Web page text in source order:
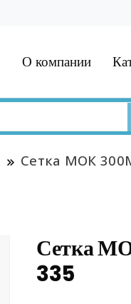
О компании
Сетка МОК
Сетка
335